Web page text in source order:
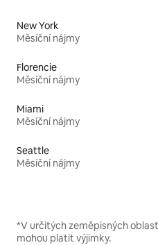
New York
Měsíční nájmy
Florencie
Měsíční nájmy
Miami
Měsíční nájmy
Seattle
Měsíční nájmy
*V určitých zeměpisných
mohou platit výjimky.